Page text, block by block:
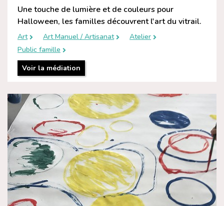
Une touche de lumière et de couleurs pour
Halloween, les familles découvrent l'art du vitrail.
Art Art Manuel / Artisanat
Atelier
Public famille
Voir la médiation